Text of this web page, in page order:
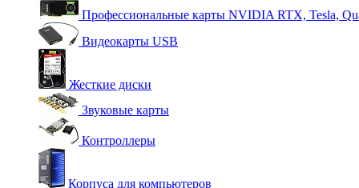
Профессиональные карты NVIDIA RTX, Tesla,
Видеокарты USB
Жесткие диски
Звуковые карты
Контроллеры
Корпуса для компьютеров